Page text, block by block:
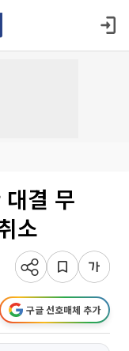
결 무
소
구글 선호매체 추가